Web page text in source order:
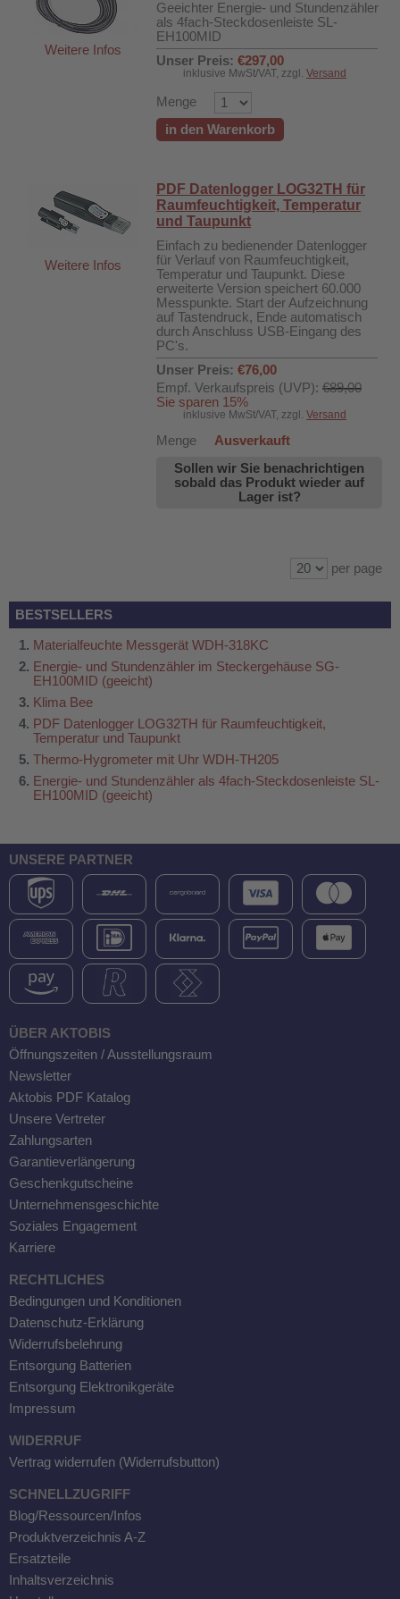
Weitere Infos
Geeichter Energie- und Stundenzähler
als 4fach-Steckdosenleiste SL-
EH100MID
Unser Preis: €297,00
inklusive MwSt/VAT, zzgl. Versand
Menge
in den Warenkorb
Weitere Infos
PDF Datenlogger LOG32TH für
Raumfeuchtigkeit, Temperatur
und Taupunkt
Einfach zu bedienender Datenlogger
für Verlauf von Raumfeuchtigkeit,
Temperatur und Taupunkt. Diese
erweiterte Version speichert 60.000
Messpunkte. Start der Aufzeichnung
auf Tastendruck, Ende automatisch
durch Anschluss USB-Eingang des
PC's.
Unser Preis: €76,00
Empf. Verkaufspreis (UVP): €89,00
Sie sparen 15%
inklusive MwSt/VAT, zzgl. Versand
Menge
Ausverkauft
Sollen wir Sie benachrichtigen
sobald das Produkt wieder auf
Lager ist?
per page
BESTSELLERS
Materialfeuchte Messgerät WDH-318KC
Energie- und Stundenzähler im Steckergehäuse SG-
EH100MID (geeicht)
Klima Bee
PDF Datenlogger LOG32TH für Raumfeuchtigkeit,
Temperatur und Taupunkt
Thermo-Hygrometer mit Uhr WDH-TH205
Energie- und Stundenzähler als 4fach-Steckdosenleiste SL-
EH100MID (geeicht)
UNSERE PARTNER
ÜBER AKTOBIS
Öffnungszeiten / Ausstellungsraum
Newsletter
Aktobis PDF Katalog
Unsere Vertreter
Zahlungsarten
Garantieverlängerung
Geschenkgutscheine
Unternehmensgeschichte
Soziales Engagement
Karriere
RECHTLICHES
Bedingungen und Konditionen
Datenschutz-Erklärung
Widerrufsbelehrung
Entsorgung Batterien
Entsorgung Elektronikgeräte
Impressum
WIDERRUF
Vertrag widerrufen (Widerrufsbutton)
SCHNELLZUGRIFF
Blog/Ressourcen/Infos
Produktverzeichnis A-Z
Ersatzteile
Inhaltsverzeichnis